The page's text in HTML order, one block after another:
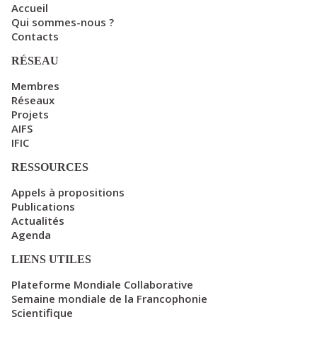
Accueil
Qui sommes-nous ?
Contacts
RÉSEAU
Membres
Réseaux
Projets
AIFS
IFIC
RESSOURCES
Appels à propositions
Publications
Actualités
Agenda
LIENS UTILES
Plateforme Mondiale Collaborative
Semaine mondiale de la Francophonie
Scientifique